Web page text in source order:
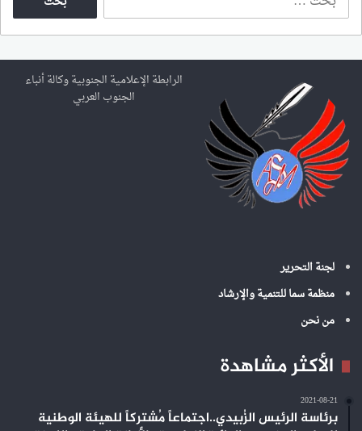
ث
ع
ن
الرابطة الإعلامية الجنوبية وكالة أنباء
الجنوب العربي
لجنة التحرير
منظمة سما للتنمية والإرشاد
من نحن
الأكثر مشاهدة
2021-08-21
برئاسة الرئيس الزُبيدي..اجتماعاً مُشتركاً للهيئة الوطنية